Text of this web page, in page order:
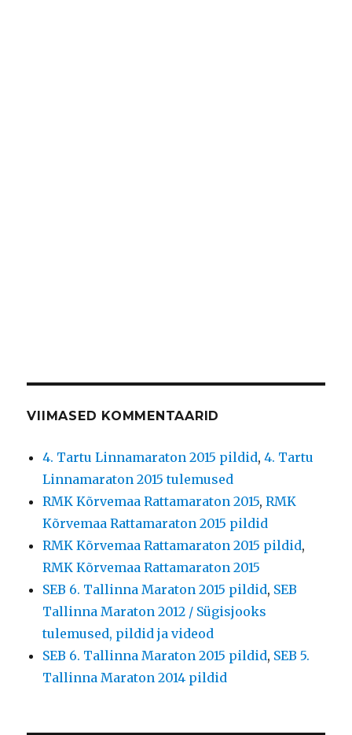
VIIMASED KOMMENTAARID
4. Tartu Linnamaraton 2015 pildid,4. Tartu
Linnamaraton 2015 tulemused
RMK Kõrvemaa Rattamaraton 2015,RMK
Kõrvemaa Rattamaraton 2015 pildid
RMK Kõrvemaa Rattamaraton 2015 pildid,
RMK Kõrvemaa Rattamaraton 2015
SEB 6. Tallinna Maraton 2015 pildid, SEB
Tallinna Maraton 2012 / Sügisjooks
tulemused, pildid ja videod
SEB 6. Tallinna Maraton 2015 pildid, SEB 5.
Tallinna Maraton 2014 pildid